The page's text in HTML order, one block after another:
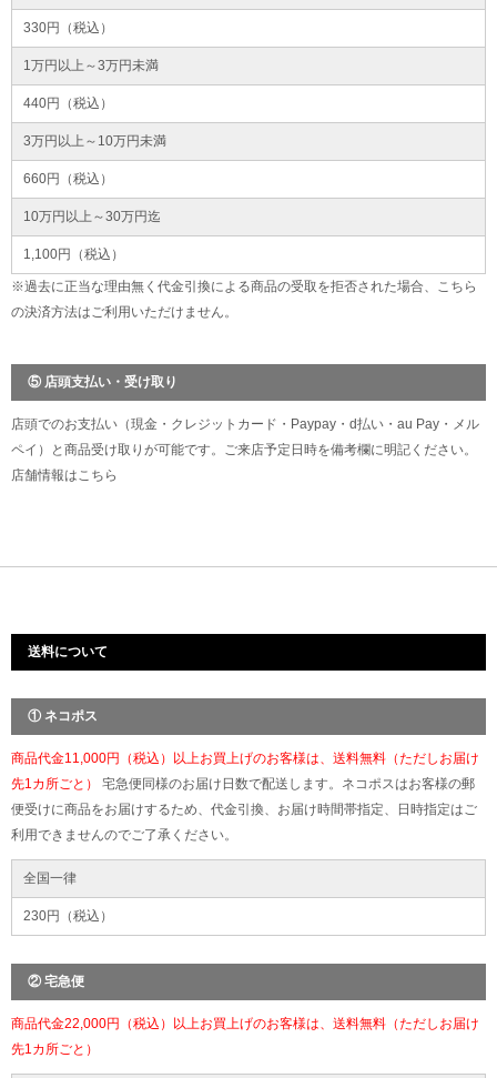
330円（税込）
1万円以上～3万円未満
440円（税込）
3万円以上～10万円未満
660円（税込）
10万円以上～30万円迄
1,100円（税込）
※過去に正当な理由無く代金引換による商品の受取を拒否された場合、こちら
の決済方法はご利用いただけません。
⑤ 店頭支払い・受け取り
店頭でのお支払い（現金・クレジットカード・Paypay・d払い・au Pay・メル
ペイ）と商品受け取りが可能です。ご来店予定日時を備考欄に明記ください。
店舗情報はこちら
送料について
① ネコポス
商品代金11,000円（税込）以上お買上げのお客様は、送料無料（ただしお届け
先1カ所ごと） 宅急便同様のお届け日数で配送します。ネコポスはお客様の郵
便受けに商品をお届けするため、代金引換、お届け時間帯指定、日時指定はご
利用できませんのでご了承ください。
全国一律
230円（税込）
② 宅急便
商品代金22,000円（税込）以上お買上げのお客様は、送料無料（ただしお届け
先1カ所ごと）